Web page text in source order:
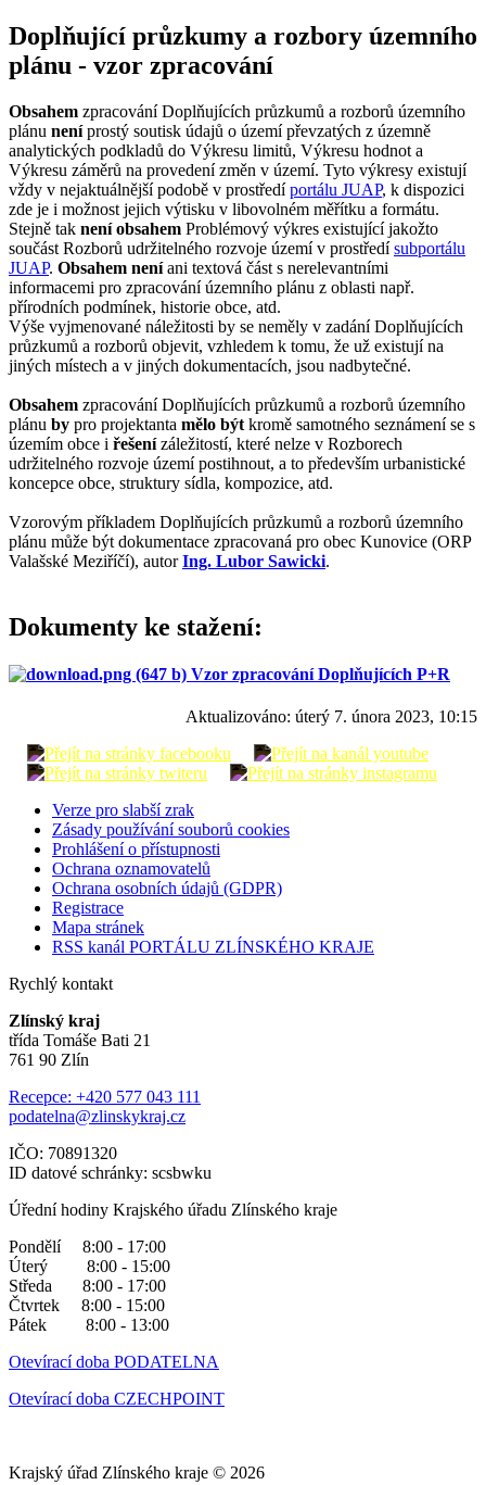
Doplňující průzkumy a rozbory územního
plánu - vzor zpracování
Obsahem zpracování Doplňujících průzkumů a rozborů územního
plánu neníprostý soutisk údajů o území převzatých z územně
analytických podkladů do Výkresu limitů, Výkresu hodnot a
Výkresu záměrů na provedení změn v území. Tyto výkresy existují
vždy v nejaktuálnější podobě v prostředíportálu JUAP, k dispozici
zde je i možnost jejich výtisku v libovolném měřítku a formátu.
Stejně tak neníobsahem Problémový výkres existující jakožto
součást Rozborů udržitelného rozvoje území v prostředísubportálu
JUAP. Obsahem neníani textová část s nerelevantními
informacemi pro zpracování územního plánu z oblasti např.
přírodních podmínek, historie obce, atd.
Výše vyjmenované náležitosti by se neměly v zadání Doplňujících
průzkumů a rozborů objevit, vzhledem k tomu, že už existují na
jiných místech a v jiných dokumentacích, jsou nadbytečné.
Obsahem zpracování Doplňujících průzkumů a rozborů územního
plánu by pro projektanta mělo být kromě samotného seznámení se s
územím obce i řešenízáležitostí, které nelze v Rozborech
udržitelného rozvoje území postihnout, a to především urbanistické
koncepce obce, struktury sídla, kompozice, atd.
Vzorovým příkladem Doplňujících průzkumů a rozborů územního
plánu může být dokumentace zpracovaná pro obec Kunovice (ORP
Valašské Meziříčí), autorIng. Lubor Sawicki.
Dokumenty ke stažení:
Vzor zpracování Doplňujících P+R
Aktualizováno: úterý 7. února 2023, 10:15
Verze pro slabší zrak
Zásady používání souborů cookies
Prohlášení o přístupnosti
Ochrana oznamovatelů
Ochrana osobních údajů (GDPR)
Registrace
Mapa stránek
RSS kanál PORTÁLU ZLÍNSKÉHO KRAJE
Rychlý kontakt
Zlínský kraj
třída Tomáše Bati 21
761 90 Zlín
Recepce: +420 577 043 111
podatelna@zlinskykraj.cz
IČO: 70891320
ID datové schránky: scsbwku
Úřední hodiny Krajského úřadu Zlínského kraje
Pondělí 8:00 - 17:00
Úterý 8:00 - 15:00
Středa 8:00 - 17:00
Čtvrtek 8:00 - 15:00
Pátek 8:00 - 13:00
Otevírací doba PODATELNA
Otevírací doba CZECHPOINT
Krajský úřad Zlínského kraje © 2026